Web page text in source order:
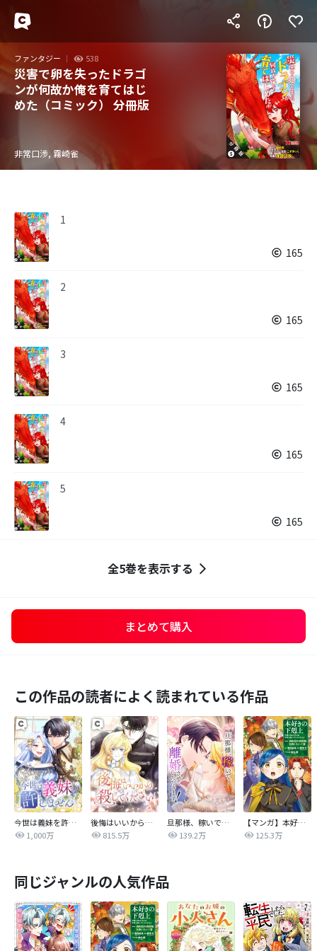
ファンタジー 538
災害で卵を失ったドラゴ
ンが何故か俺を育てはじ
めた（コミック） 分冊版
非常口渉, 霧崎雀
1
165
2
165
3
165
4
165
5
165
全5巻を表示する
まとめて購入
この作品の読者によく読まれている作品
今世は義妹を許しません
1,000万
後悔はいいから殺してください
815.5万
旦那様、稼いで離婚させていただきます！
139.2万
【マンガ】本好きの下剋上 第四部
125.3万
同じジャンルの人気作品